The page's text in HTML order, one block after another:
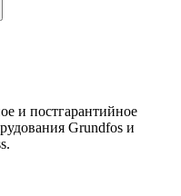
и постгарантийное
Grundfos и